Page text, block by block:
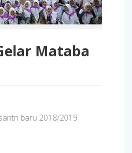
Mataba
baru 2018/2019